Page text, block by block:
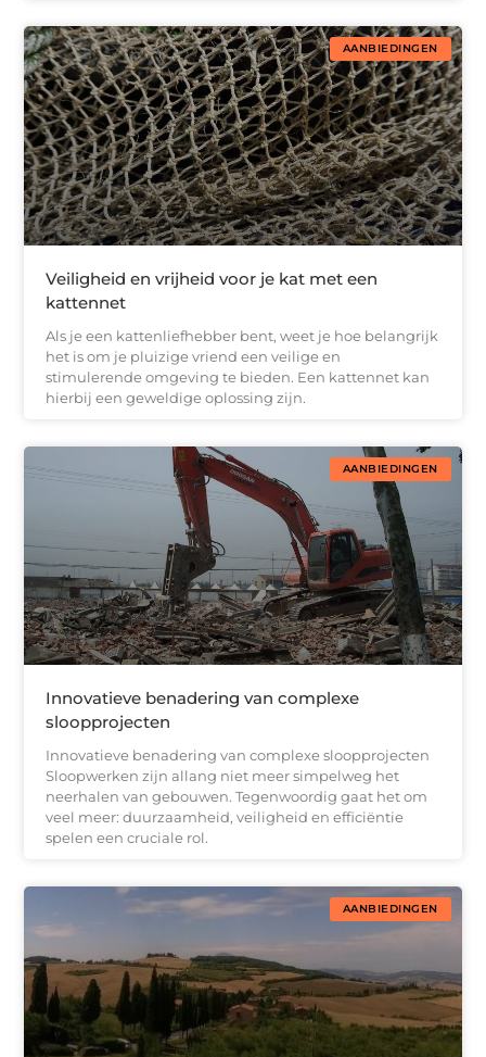
AANBIEDINGEN
Veiligheid en vrijheid voor je kat met een
kattennet
Als je een kattenliefhebber bent, weet je hoe belangrijk
het is om je pluizige vriend een veilige en
stimulerende omgeving te bieden. Een kattennet kan
hierbij een geweldige oplossing zijn.
AANBIEDINGEN
Innovatieve benadering van complexe
sloopprojecten
Innovatieve benadering van complexe sloopprojecten
Sloopwerken zijn allang niet meer simpelweg het
neerhalen van gebouwen. Tegenwoordig gaat het om
veel meer: duurzaamheid, veiligheid en efficiëntie
spelen een cruciale rol.
AANBIEDINGEN